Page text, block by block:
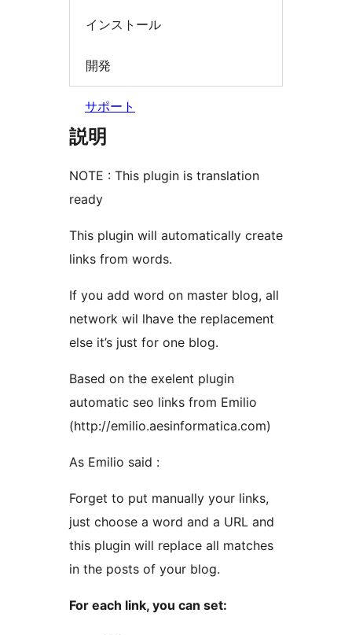
インストール
開発
サポート
説明
NOTE : This plugin is translation
ready
This plugin will automatically create
links from words.
If you add word on master blog, all
network wil lhave the replacement
else it’s just for one blog.
Based on the exelent plugin
automatic seo links from Emilio
(http://emilio.aesinformatica.com)
As Emilio said :
Forget to put manually your links,
just choose a word and a URL and
this plugin will replace all matches
in the posts of your blog.
For each link, you can set: